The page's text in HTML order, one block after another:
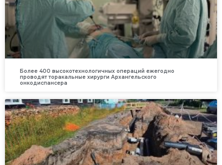
Более 400 высокотехнологичных операций ежегодно
проводят торакальные хирурги Архангельского
онкодиспансера